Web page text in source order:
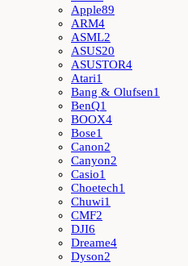
Apple89
ARM4
ASML2
ASUS20
ASUSTOR4
Atari1
Bang & Olufsen1
BenQ1
BOOX4
Bose1
Canon2
Canyon2
Casio1
Choetech1
Chuwi1
CMF2
DJI6
Dreame4
Dyson2